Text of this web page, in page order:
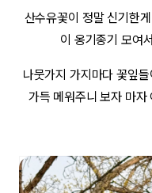
산수유꽃이 정말 신기한
이 옹기종기 모여
나뭇가지 가지마다 꽃잎
가득 메워주니 보자 마